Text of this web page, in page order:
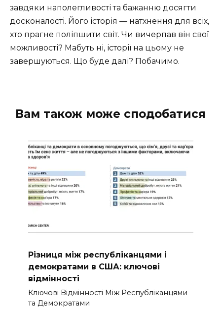
завдяки наполегливості та бажанню досягти
досконалості. Його історія — натхнення для всіх,
хто прагне поліпшити світ. Чи вичерпав він свої
можливості? Мабуть ні, історії на цьому не
завершуються. Що буде далі? Побачимо.
Вам також може сподобатися
Різниця між республіканцями і
демократами в США: ключові
відмінності
Ключові Відмінності Між Республіканцями
та Демократами